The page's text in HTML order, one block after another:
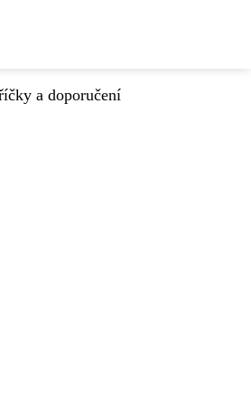
a doporučení